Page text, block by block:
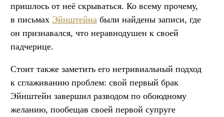
пришлось от неё скрываться. Ко всему прочему,
в письмах Эйнштейна были найдены записи, где
он признавался, что неравнодушен к своей
падчерице.
Стоит также заметить его нетривиальный подход
к сглаживанию проблем: свой первый брак
Эйнштейн завершил разводом по обоюдному
желанию, пообещав своей первой супруге